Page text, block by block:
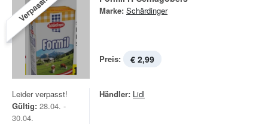
Verpasst! Marke: Schärdinger
Preis: € 2,99
Leider verpasst!
Gültig: 28.04. -
30.04.
Händler: Lidl